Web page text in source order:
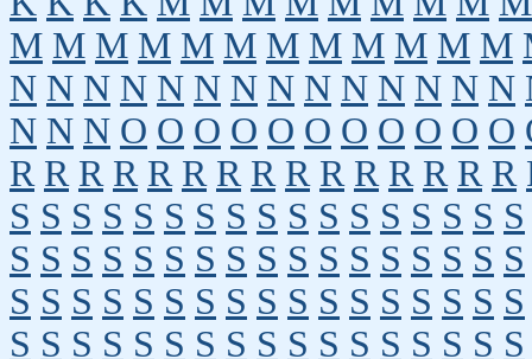
M M M M M M M M M M M M
N N N N N N N N N N N N N N
N N N O O O O O O O O O O O
R R R R R R R R R R R R R R R
S S S S S S S S S S S S S S S S S
S S S S S S S S S S S S S S S S S
S S S S S S S S S S S S S S S S S
S S S S S S S S S S S S S S S S S